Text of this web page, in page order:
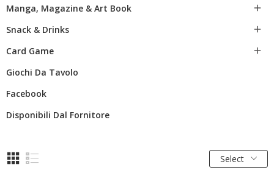
Manga, Magazine & Art Book

Snack & Drinks 
Card Game 
Giochi Da Tavolo
Facebook
Disponibili Dal Fornitore
Select